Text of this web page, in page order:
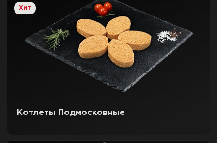
Хит
Котлеты Подмосковные